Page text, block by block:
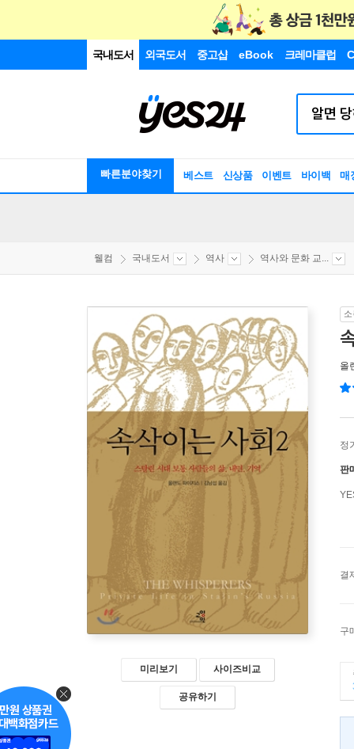
국내도서 외국도서 중고샵 eBook 크레마클럽
빠른분야찾기 베스트 신상품 이벤트 바이백 매
웰컴 국내도서 역사 역사와 문화 교...
미리보기 사이즈비교
공유하기
올
정
판
결
구